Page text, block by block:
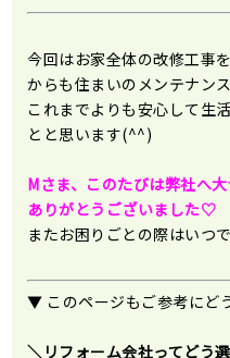
今回はお家全体の改修工事
からも住まいのメンテナン
これまでよりも安心して生
とと思います(^^)
Mさま、このたびは弊社へ
ありがとうございました♡
またお困りごとの際はいつ
▼ このページもご参考にど
＼リフォーム会社ってどう